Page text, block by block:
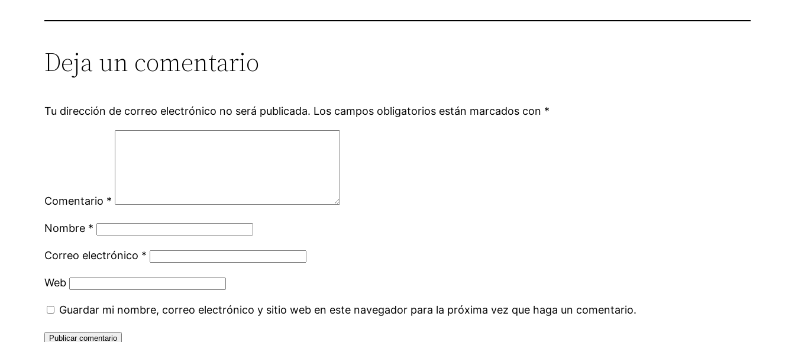
Deja un comentario
Tu dirección de correo electrónico no será publicada. Los campos obligatorios están marcados con *
Comentario *
Nombre *
Correo electrónico *
Web
Guardar mi nombre, correo electrónico y sitio web en este navegador para la próxima vez que haga un comentario.